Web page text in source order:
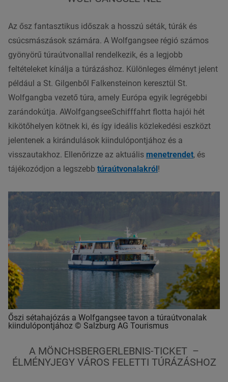
Az ősz fantasztikus időszak a hosszú séták, túrák és
csúcsmászások számára. A Wolfgangsee régió számos
gyönyörű túraútvonallal rendelkezik, és a legjobb
feltételeket kínálja a túrázáshoz. Különleges élményt jelent
például a St. Gilgenből Falkensteinon keresztül St.
Wolfgangba vezető túra, amely Európa egyik legrégebbi
zarándokútja. AWolfgangseeSchifffahrt flotta hajói hét
kikötőhelyen kötnek ki, és így ideális közlekedési eszközt
jelentenek a kirándulások kiindulópontjához és a
visszautakhoz. Ellenőrizze az aktuális menetrendet, és
tájékozódjon a legszebb túraútvonalakról!
Őszi sétahajózás a Wolfgangsee tavon a túraútvonalak
kiindulópontjához © Salzburg AG Tourismus
A MÖNCHSBERGERLEBNIS-TICKET –
ÉLMÉNYJEGY VÁROS FELETTI TÚRÁZÁSHOZ